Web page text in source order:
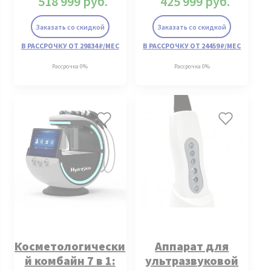
Заказать со скидкой
В РАССРОЧКУ ОТ 29834 ₽/МЕС
Рассрочка 0%
Заказать со скидкой
В РАССРОЧКУ ОТ 24459 ₽/МЕС
Рассрочка 0%
Косметологически
й комбайн 7 в 1:
Аппарат для
ультразвуковой